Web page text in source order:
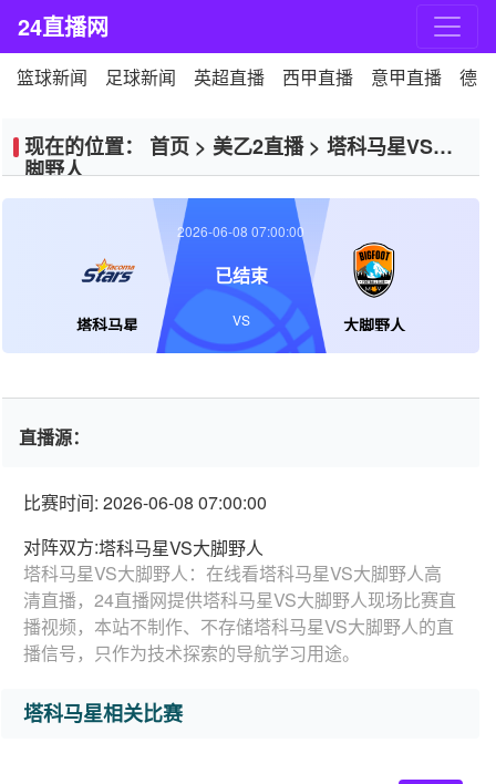
24直播网
篮球新闻 足球新闻 英超直播 西甲直播 意甲直播 德
现在的位置： 首页 > 美乙2直播> 塔科马星VS大
脚野人
塔科马星 大脚野人
2026-06-08 07:00:00
已结束
VS
直播源：
比赛时间: 2026-06-08 07:00:00
对阵双方:塔科马星VS大脚野人
塔科马星VS大脚野人：在线看塔科马星VS大脚野人高
清直播，24直播网提供塔科马星VS大脚野人现场比赛直
播视频，本站不制作、不存储塔科马星VS大脚野人的直
播信号，只作为技术探索的导航学习用途。
塔科马星相关比赛